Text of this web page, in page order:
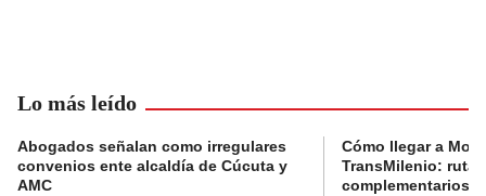
Lo más leído
Abogados señalan como irregulares
convenios ente alcaldía de Cúcuta y
AMC
Cómo llegar a
TransMilenio:
complementarios